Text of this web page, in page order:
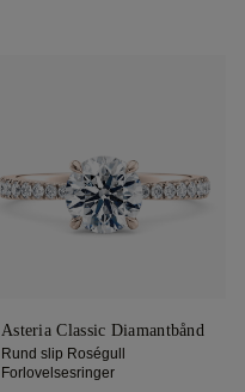
Asteria Classic Diamantbånd
Rund slip Roségull
Forlovelsesringer